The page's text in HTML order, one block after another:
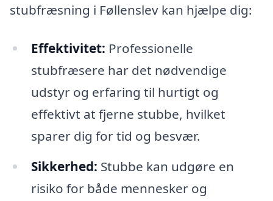
stubfræsning i Føllenslev kan hjælpe dig:
Effektivitet: Professionelle
stubfræsere har det nødvendige
udstyr og erfaring til hurtigt og
effektivt at fjerne stubbe, hvilket
sparer dig for tid og besvær.
Sikkerhed: Stubbe kan udgøre en
risiko for både mennesker og